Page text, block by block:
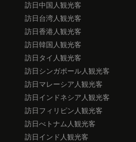
訪日中国人観光客
訪日台湾人観光客
訪日香港人観光客
訪日韓国人観光客
訪日タイ人観光客
訪日シンガポール人観光客
訪日マレーシア人観光客
訪日インドネシア人観光客
訪日フィリピン人観光客
訪日べトナム人観光客
訪日インド人観光客